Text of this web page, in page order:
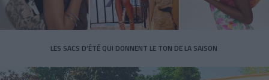
LES SACS D’ÉTÉ QUI DONNENT LE TON DE LA SAISON